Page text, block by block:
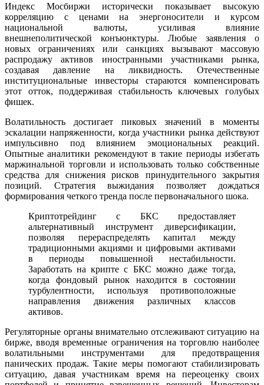
Индекс Мосбиржи исторически показывает высокую
корреляцию с ценами на энергоносители и курсом
национальной валюты, усиливая влияние
внешнеполитической конъюнктуры. Любые заявления о
новых ограничениях или санкциях вызывают массовую
распродажу активов иностранными участниками рынка,
создавая давление на ликвидность. Отечественные
институциональные инвесторы стараются компенсировать
этот отток, поддерживая стабильность ключевых голубых
фишек.
Волатильность достигает пиковых значений в моменты
эскалации напряженности, когда участники рынка действуют
импульсивно под влиянием эмоциональных реакций.
Опытные аналитики рекомендуют в такие периоды избегать
маржинальной торговли и использовать только собственные
средства для снижения рисков принудительного закрытия
позиций. Стратегия выжидания позволяет дождаться
формирования четкого тренда после первоначального шока.
Криптотрейдинг с БКС предоставляет
альтернативный инструмент диверсификации,
позволяя перераспределять капитал между
традиционными акциями и цифровыми активами
в периоды повышенной нестабильности.
Заработать на крипте с БКС можно даже тогда,
когда фондовый рынок находится в состоянии
турбулентности, используя противоположные
направления движения различных классов
активов.
Регуляторные органы внимательно отслеживают ситуацию на
бирже, вводя временные ограничения на торговлю наиболее
волатильными инструментами для предотвращения
панических продаж. Такие меры помогают стабилизировать
ситуацию, давая участникам время на переоценку своих